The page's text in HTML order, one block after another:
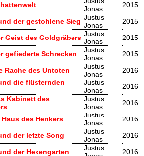
Jonas
2015
der gestohlene Sieg Justus
Jonas
2015
Geist des Goldgräbers Justus
Jonas
2015
gefiederte Schrecken
Justus
Jonas
2015
Rache des Untoten
Justus
Jonas
2016
die flüsternden
Justus
Jonas
2016
Kabinett des
Justus
Jonas
2016
Haus des Henkers
Justus
Jonas
2016
der letzte Song
Justus
Jonas
2016
der Hexengarten
Justus
2016